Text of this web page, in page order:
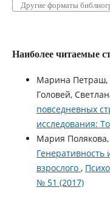
Другие форматы
Наиболее читаемые
Марина Петраш,
Головей,
повседневных
исследования:
Мария
Генеративность
взрослого ,
№ 51 (2017)